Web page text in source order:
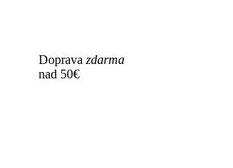
Doprava zdarma
nad 50€